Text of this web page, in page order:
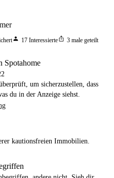
person 17 Interessierteios_share 3 male geteilt
Spotahome
um sicherzustellen, dass
du in der Anzeige siehst.
kautionsfreien Immobilien.